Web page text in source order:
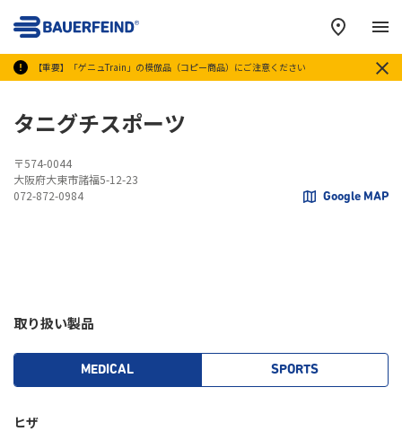
【重要】「ゲニュTrain」の模倣品（コピー商品）にご注意ください
メ
タニグチスポーツ
〒574-0044
大阪府大東市諸福5-12-23
072-872-0984
Google MAP
取り扱い製品
MEDICAL SPORTS
ヒザ